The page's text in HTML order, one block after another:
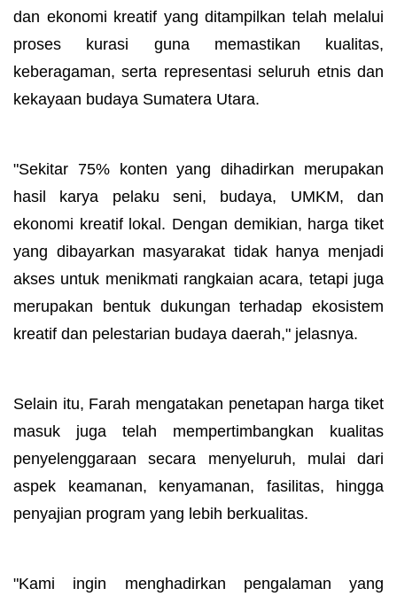
dan ekonomi kreatif yang ditampilkan telah melalui
proses kurasi guna memastikan kualitas,
keberagaman, serta representasi seluruh etnis dan
kekayaan budaya Sumatera Utara.
"Sekitar 75% konten yang dihadirkan merupakan
hasil karya pelaku seni, budaya, UMKM, dan
ekonomi kreatif lokal. Dengan demikian, harga tiket
yang dibayarkan masyarakat tidak hanya menjadi
akses untuk menikmati rangkaian acara, tetapi juga
merupakan bentuk dukungan terhadap ekosistem
kreatif dan pelestarian budaya daerah," jelasnya.
Selain itu, Farah mengatakan penetapan harga tiket
masuk juga telah mempertimbangkan kualitas
penyelenggaraan secara menyeluruh, mulai dari
aspek keamanan, kenyamanan, fasilitas, hingga
penyajian program yang lebih berkualitas.
"Kami ingin menghadirkan pengalaman yang